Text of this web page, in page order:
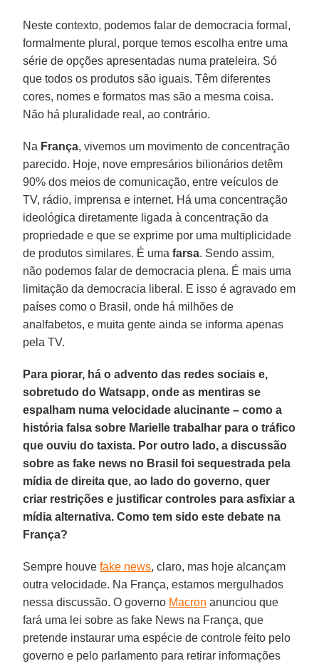
Neste contexto, podemos falar de democracia formal,
formalmente plural, porque temos escolha entre uma
série de opções apresentadas numa prateleira. Só
que todos os produtos são iguais. Têm diferentes
cores, nomes e formatos mas são a mesma coisa.
Não há pluralidade real, ao contrário.
Na França, vivemos um movimento de concentração
parecido. Hoje, nove empresários bilionários detêm
90% dos meios de comunicação, entre veículos de
TV, rádio, imprensa e internet. Há uma concentração
ideológica diretamente ligada à concentração da
propriedade e que se exprime por uma multiplicidade
de produtos similares. É umafarsa. Sendo assim,
não podemos falar de democracia plena. É mais uma
limitação da democracia liberal. E isso é agravado em
países como o Brasil, onde há milhões de
analfabetos, e muita gente ainda se informa apenas
pela TV.
Para piorar, há o advento das redes sociais e,
sobretudo do Watsapp, onde as mentiras se
espalham numa velocidade alucinante – como a
história falsa sobre Marielle trabalhar para o tráfico
que ouviu do taxista. Por outro lado, a discussão
sobre as fake news no Brasil foi sequestrada pela
mídia de direita que, ao lado do governo, quer
criar restrições e justificar controles para asfixiar a
mídia alternativa. Como tem sido este debate na
França?
Sempre houvefake news, claro, mas hoje alcançam
outra velocidade. Na França, estamos mergulhados
nessa discussão. O governo Macron anunciou que
fará uma lei sobre as fake News na França, que
pretende instaurar uma espécie de controle feito pelo
governo e pelo parlamento para retirar informações